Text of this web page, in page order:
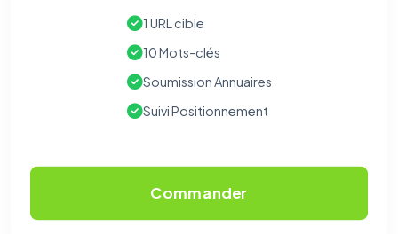
1 URL cible
10 Mots-clés
Soumission Annuaires
Suivi Positionnement
Commander